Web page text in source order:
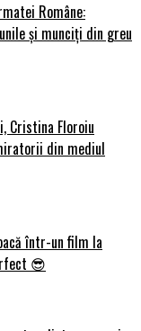
Române:
și munciți din greu
Cristina Floroiu
din mediul
într-un film la
😎